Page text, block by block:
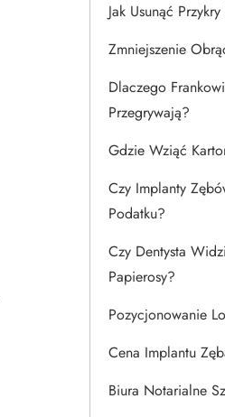
Jak Usunąć
Zmniejszenie
Dlaczego
Przegrywają?
Gdzie Wziąć
Czy Implanty
Podatku?
Czy Dentysta
Papierosy?
Pozycjonowanie
Cena Implantu
Biura Notarialne